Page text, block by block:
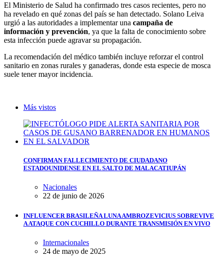
El Ministerio de Salud ha confirmado tres casos recientes, pero no
ha revelado en qué zonas del país se han detectado. Solano Leiva
urgió a las autoridades a implementar una campaña de
información y prevención, ya que la falta de conocimiento sobre
esta infección puede agravar su propagación.
La recomendación del médico también incluye reforzar el control
sanitario en zonas rurales y ganaderas, donde esta especie de mosca
suele tener mayor incidencia.
Más vistos
CONFIRMAN FALLECIMIENTO DE CIUDADANO
ESTADOUNIDENSE EN EL SALTO DE MALACATIUPÁN
Nacionales
22 de junio de 2026
INFLUENCER BRASILEÑA LUNA AMBROZEVICIUS SOBREVIVE
A ATAQUE CON CUCHILLO DURANTE TRANSMISIÓN EN VIVO
Internacionales
24 de mayo de 2025